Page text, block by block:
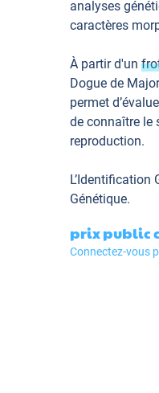
analyses
caractères
À partir d'un
Dogue de
permet
de connaître le
reproduction.
L’Identification
Génétique.
prix public
Connectez-vous